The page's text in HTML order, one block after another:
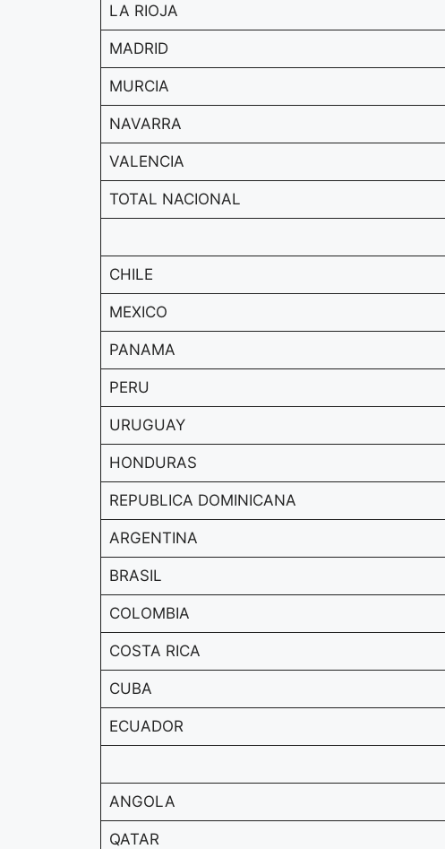
LA RIOJA
MADRID
MURCIA
NAVARRA
VALENCIA
TOTAL NACIONAL
CHILE
MEXICO
PANAMA
PERU
URUGUAY
HONDURAS
REPUBLICA DOMINICANA
ARGENTINA
BRASIL
COLOMBIA
COSTA RICA
CUBA
ECUADOR
ANGOLA
QATAR